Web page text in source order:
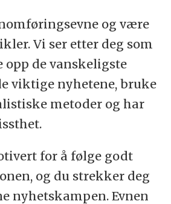
Å informere om
og avdekke
Vi er en del av
som også teller Bergens
og de svenske
Dagbladet og
eies av Tinius-stiftelsen.
i Stavanger, mens vi har
og Jørpeland.
og være
Vi ser etter deg som
opp de vanskeligste
viktige nyhetene, bruke
metoder og har
for å følge godt
og du strekker deg
nyhetskampen. Evnen